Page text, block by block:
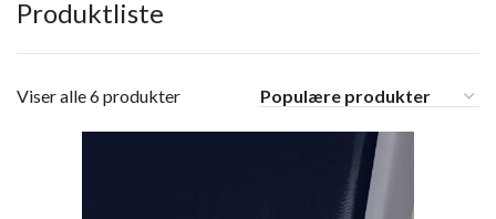
Produktliste
Viser alle 6 produkter